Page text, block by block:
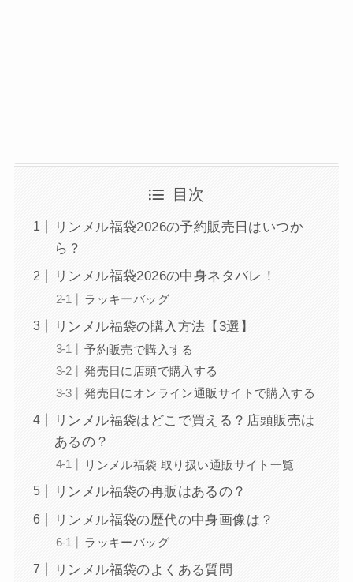
目次
リンメル福袋2026の予約販売日はいつか
ら？
リンメル福袋2026の中身ネタバレ！
ラッキーバッグ
リンメル福袋の購入方法【3選】
予約販売で購入する
発売日に店頭で購入する
発売日にオンライン通販サイトで購入する
リンメル福袋はどこで買える？店頭販売は
あるの？
リンメル福袋 取り扱い通販サイト一覧
リンメル福袋の再販はあるの？
リンメル福袋の歴代の中身画像は？
ラッキーバッグ
リンメル福袋のよくある質問